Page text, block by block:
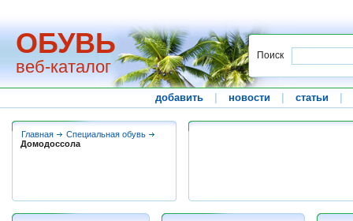
ОБУВЬ
веб-каталог
Поиск
добавить новости статьи
Главная
Специальная обувь
Домодоссола